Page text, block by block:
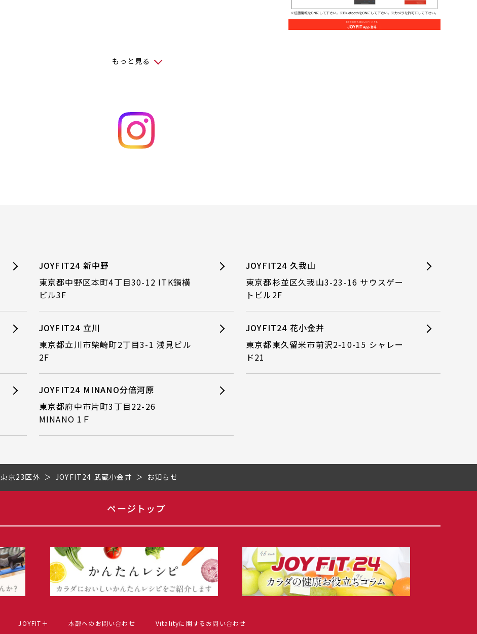
もっと見る
JOYFIT24 新中野
東京都中野区本町4丁目30-12 ITK鍋横
ビル3F
JOYFIT24 久我山
東京都杉並区久我山3-23-16 サウスゲー
トビル2F
JOYFIT24 立川
東京都立川市柴崎町2丁目3-1 浅見ビル
2F
JOYFIT24 花小金井
東京都東久留米市前沢2-10-15 シャレー
ド21
JOYFIT24 MINANO分倍河原
東京都府中市片町3丁目22-26
MINANO 1Ｆ
東京23区外 JOYFIT24 武蔵小金井 お知らせ
ページトップ
JOYFIT＋ 本部へのお問い合わせ
Vitalityに関するお問い合わせ